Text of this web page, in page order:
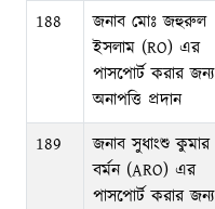
188
জনাব মোঃ জহুরুল
ইসলাম (RO) এর
পাসপোর্ট করার জন্য
অনাপত্তি প্রদান
189
জনাব সুধাংশু কুমার
বর্মন (ARO) এর
পাসপোর্ট করার জন্য